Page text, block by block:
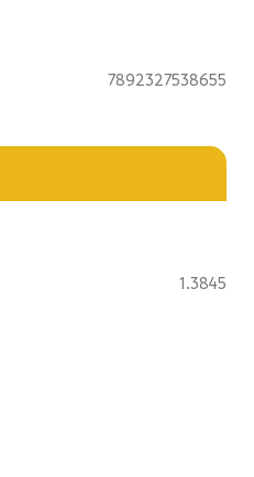
7892327538655
1.3845